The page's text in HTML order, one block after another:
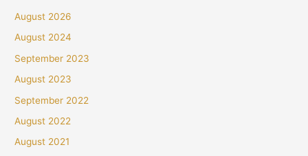
August 2026
August 2024
September 2023
August 2023
September 2022
August 2022
August 2021